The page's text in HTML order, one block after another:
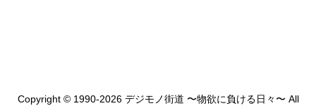
Copyright © 1990-2026 デジモノ街道 〜物欲に負ける日々〜 All